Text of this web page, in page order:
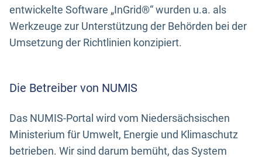
entwickelte Software „InGrid®“ wurden u.a. als
Werkzeuge zur Unterstützung der Behörden bei der
Umsetzung der Richtlinien konzipiert.
Die Betreiber von NUMIS
Das NUMIS-Portal wird vom Niedersächsischen
Ministerium für Umwelt, Energie und Klimaschutz
betrieben. Wir sind darum bemüht, das System